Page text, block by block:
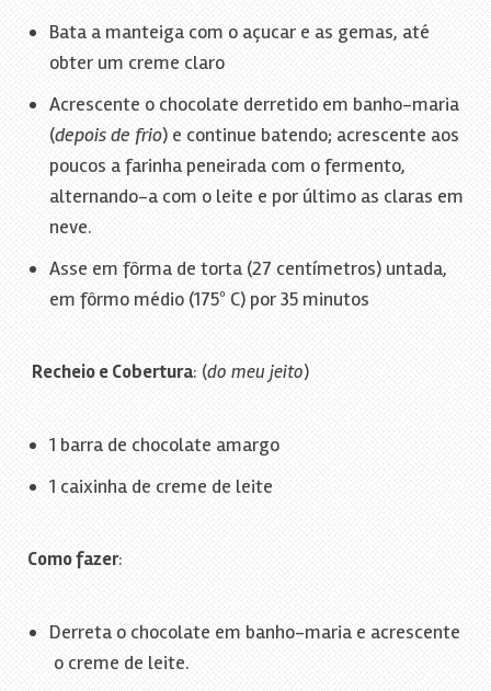
Bata a manteiga com o açucar e as gemas, até
obter um creme claro
Acrescente o chocolate derretido em banho-maria
(depois de frio) e continue batendo; acrescente aos
poucos a farinha peneirada com o fermento,
alternando-a com o leite e por último as claras em
neve.
Asse em fôrma de torta (27 centímetros) untada,
em fôrmo médio (175º C) por 35 minutos
Recheio e Cobertura: (do meu jeito)
1 barra de chocolate amargo
1 caixinha de creme de leite
Como fazer:
Derreta o chocolate em banho-maria e acrescente
o creme de leite.